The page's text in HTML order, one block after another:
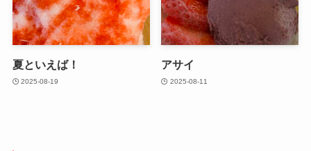
夏といえば！
2025-08-19
アサイ
2025-08-11